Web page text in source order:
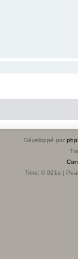
Développé par
Time: 0.021s |